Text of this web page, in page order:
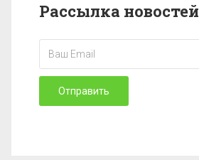
Рассылка новостей
Отправить